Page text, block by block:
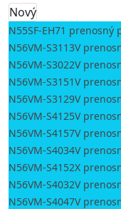
Nový
N55SF-EH71 prenosný
N56VM-S3113V
N56VM-S3022V
N56VM-S3151V
N56VM-S3129V
N56VM-S4125V
N56VM-S4157V
N56VM-S4034V
N56VM-S4152X
N56VM-S4032V
N56VM-S4047V